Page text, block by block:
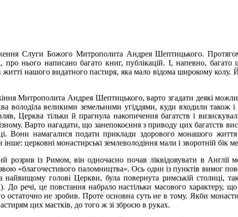
Слуги Божого Митрополита Андрея Шептицького.
про нього написано багато книг, публікацій. І, напевно,
нашого видатного пастиря, яка мало відома широкому колу.
Митрополита Андрея Шептицького, варто згадати деякі
володіла великими земельними угіддями, куди входили також і
Церква тільки й прагнула накопичення багатств і
Варто нагадати, що занепокоєння з приводу цих багатств
Вони намагалися подати приклади здорового монашого
церковні монастирські землеволодіння мали і зворотній бік
із Римом, він одночасно почав ліквідовувати в Англії
«благочестивого паломництва». Ось один із пунктів вимог
голові Церкви, була повернута римській столиці,
речі, це повстання набрало настільки масового характеру,
не зробив. Проте основна суть не в тому. Якби
цих маєтків, до того ж зі зброєю в руках.